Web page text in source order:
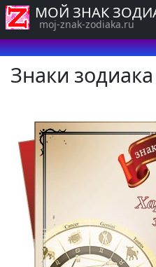
Знаки
МОЙ ЗНАК
moj-znak-zodiaka.ru